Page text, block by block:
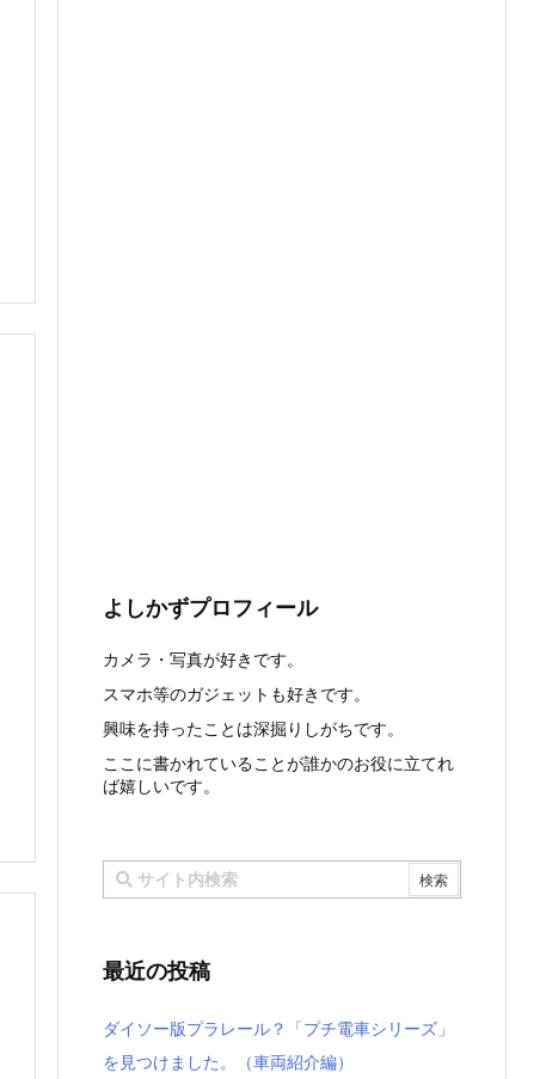
よしかずプロフィール
カメラ・写真が好きです。
スマホ等のガジェットも好きです。
興味を持ったことは深掘りしがちです。
ここに書かれていることが誰かのお役に立てれ
ば嬉しいです。
最近の投稿
ダイソー版プラレール？「プチ電車シリーズ」
を見つけました。（車両紹介編）